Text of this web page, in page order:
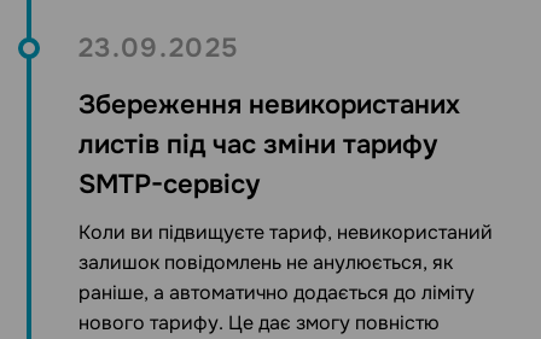
23.09.2025
Збереження невикористаних
листів під час зміни тарифу
SMTP-сервісу
Коли ви підвищуєте тариф, невикористаний
залишок повідомлень не анулюється, як
раніше, а автоматично додається до ліміту
нового тарифу. Це дає змогу повністю